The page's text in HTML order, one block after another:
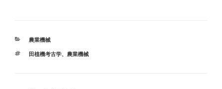
カ
ゴ
農業機械
タ
田植機考古学、 農業機械